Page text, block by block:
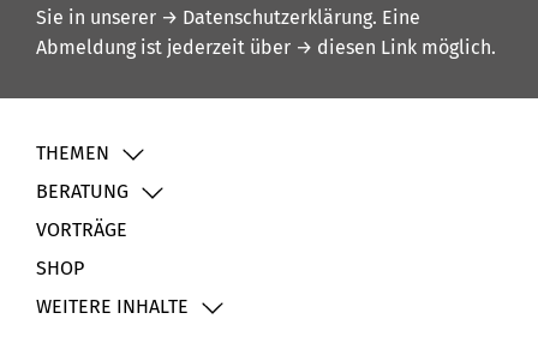
Sie in unserer → Datenschutzerklärung. Eine
Abmeldung ist jederzeit über → diesen Link möglich.
THEMEN
BERATUNG
VORTRÄGE
SHOP
WEITERE INHALTE